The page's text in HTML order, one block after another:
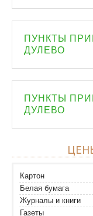
ПУНКТЫ
ДУЛЕВО
ПУНКТЫ
ДУЛЕВО
Картон
Белая бумага
Журналы и книги
Газеты